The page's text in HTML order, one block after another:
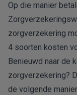
Op die manier
zorgverzekering
4 soorten kosten
Benieuwd naar de
zorgverzekering?
de volgende